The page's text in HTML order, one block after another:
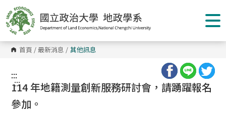
到
主
要
內
容
區 首頁 /最新消息 / 其他訊息
:::
:::
114 年地籍測量創新服務研討會，請踴躍報名
參加。